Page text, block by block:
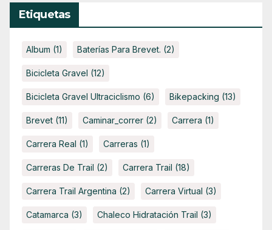
Etiquetas
Album (1) Baterías Para Brevet. (2)
Bicicleta Gravel (12)
Bicicleta Gravel Ultraciclismo (6) Bikepacking (13)
Brevet (11) Caminar_correr (2) Carrera (1)
Carrera Real (1) Carreras (1)
Carreras De Trail (2) Carrera Trail (18)
Carrera Trail Argentina (2) Carrera Virtual (3)
Catamarca (3) Chaleco Hidratación Trail (3)